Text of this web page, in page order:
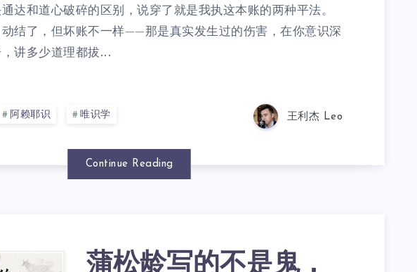
达和道心破碎的区别，说穿了就是我执这本账的两种平法。
结了，但坏账不一样——那是真实发生过的伤害，在你意识深
讲多少道理都拔...
阿赖耶识 唯识学 王利杰 Leo
Continue Reading
蒲松龄写的不是鬼，